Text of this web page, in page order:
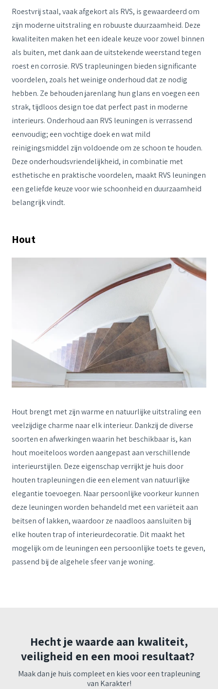
Roestvrij staal, vaak afgekort als RVS, is gewaardeerd om
zijn moderne uitstraling en robuuste duurzaamheid. Deze
kwaliteiten maken het een ideale keuze voor zowel binnen
als buiten, met dank aan de uitstekende weerstand tegen
roest en corrosie. RVS trapleuningen bieden significante
voordelen, zoals het weinige onderhoud dat ze nodig
hebben. Ze behouden jarenlang hun glans en voegen een
strak, tijdloos design toe dat perfect past in moderne
interieurs. Onderhoud aan RVS leuningen is verrassend
eenvoudig; een vochtige doek en wat mild
reinigingsmiddel zijn voldoende om ze schoon te houden.
Deze onderhoudsvriendelijkheid, in combinatie met
esthetische en praktische voordelen, maakt RVS leuningen
een geliefde keuze voor wie schoonheid en duurzaamheid
belangrijk vindt.
Hout
Hout brengt met zijn warme en natuurlijke uitstraling een
veelzijdige charme naar elk interieur. Dankzij de diverse
soorten en afwerkingen waarin het beschikbaar is, kan
hout moeiteloos worden aangepast aan verschillende
interieurstijlen. Deze eigenschap verrijkt je huis door
houten trapleuningen die een element van natuurlijke
elegantie toevoegen. Naar persoonlijke voorkeur kunnen
deze leuningen worden behandeld met een variëteit aan
beitsen of lakken, waardoor ze naadloos aansluiten bij
elke houten trap of interieurdecoratie. Dit maakt het
mogelijk om de leuningen een persoonlijke toets te geven,
passend bij de algehele sfeer van je woning.
Hecht je waarde aan kwaliteit,
veiligheid en een mooi resultaat?
Maak dan je huis compleet en kies voor een trapleuning
van Karakter!